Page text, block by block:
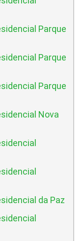
Parque
Parque
Parque
Nova
da Paz